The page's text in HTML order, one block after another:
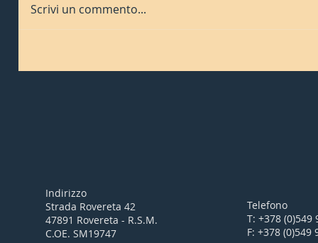
Scrivi un commento...
Indirizzo
Strada Rovereta 42
47891 Rovereta - R.S.M.
C.OE. SM19747
Telefono
T: +378 (0)549
F: +378 (0)549